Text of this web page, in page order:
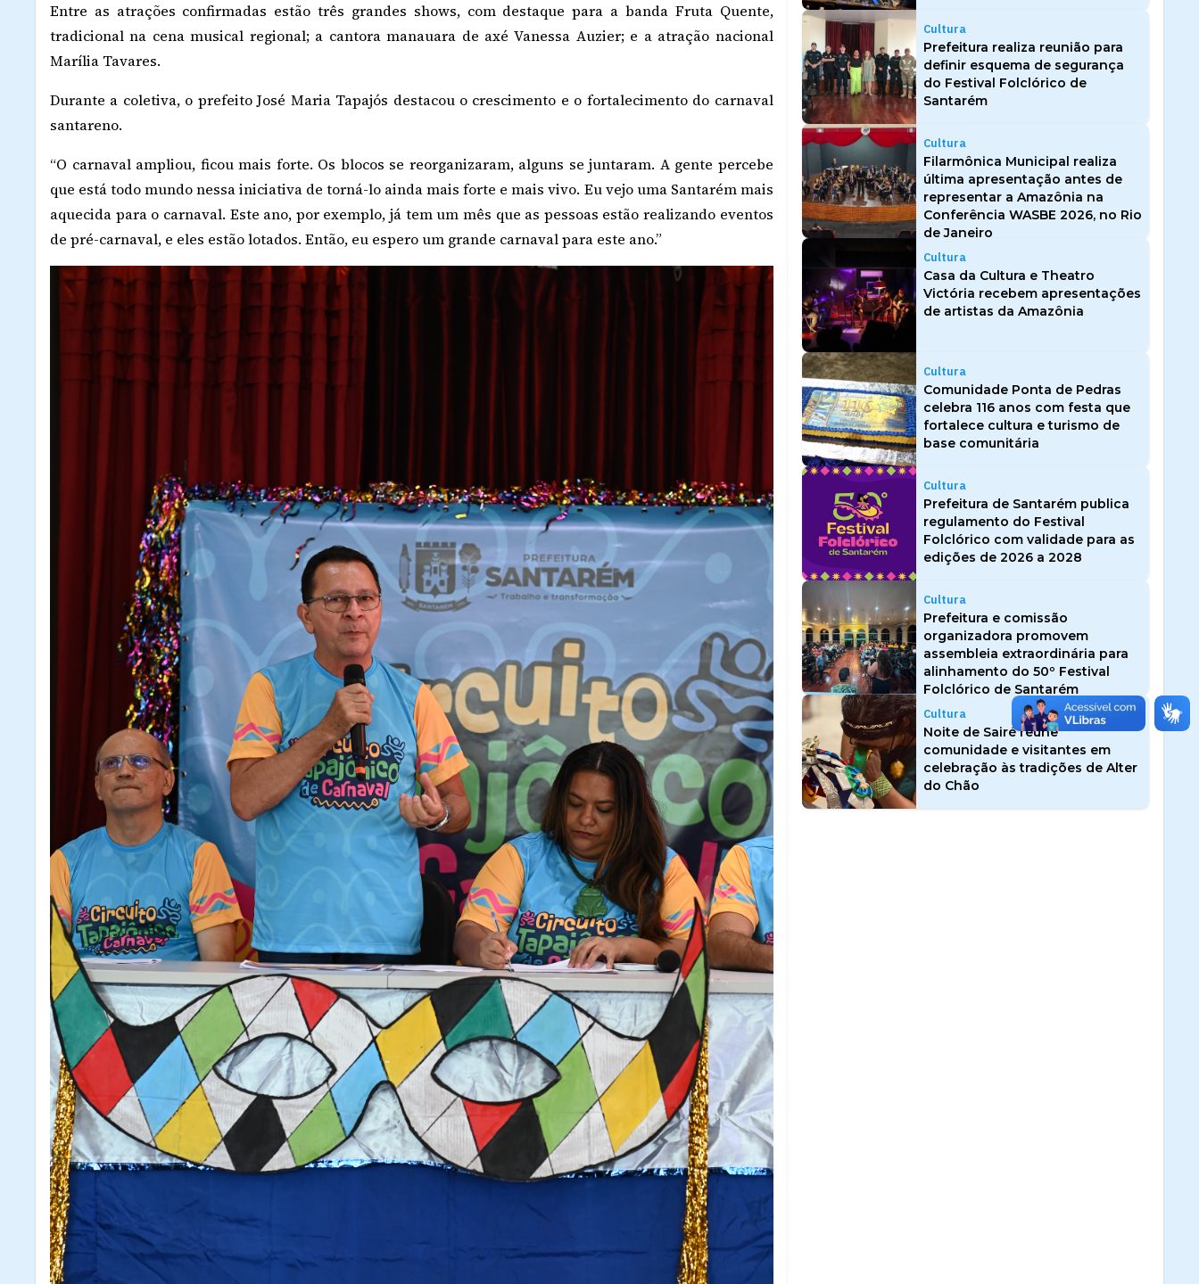
Entre as atrações confirmadas estão três grandes shows, com destaque para a banda Fruta Quente,
tradicional na cena musical regional; a cantora manauara de axé Vanessa Auzier; e a atração nacional
Marília Tavares.
Durante a coletiva, o prefeito José Maria Tapajós destacou o crescimento e o fortalecimento do carnaval
santareno.
“O carnaval ampliou, ficou mais forte. Os blocos se reorganizaram, alguns se juntaram. A gente percebe
que está todo mundo nessa iniciativa de torná-lo ainda mais forte e mais vivo. Eu vejo uma Santarém mais
aquecida para o carnaval. Este ano, por exemplo, já tem um mês que as pessoas estão realizando eventos
de pré-carnaval, e eles estão lotados. Então, eu espero um grande carnaval para este ano.”
Cultura
Prefeitura realiza reunião para
definir esquema de segurança
do Festival Folclórico de
Santarém
Cultura
Filarmônica Municipal realiza
última apresentação antes de
representar a Amazônia na
Conferência WASBE 2026, no Rio
de Janeiro
Cultura
Casa da Cultura e Theatro
Victória recebem apresentações
de artistas da Amazônia
Cultura
Comunidade Ponta de Pedras
celebra 116 anos com festa que
fortalece cultura e turismo de
base comunitária
Cultura
Prefeitura de Santarém publica
regulamento do Festival
Folclórico com validade para as
edições de 2026 a 2028
Cultura
Prefeitura e comissão
organizadora promovem
assembleia extraordinária para
alinhamento do 50º Festival
Folclórico de Santarém
Cultura
Noite de Sairé reúne
comunidade e visitantes em
celebração às tradições de Alter
do Chão